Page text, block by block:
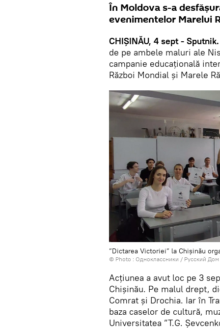
În Moldova s-a
evenimentelor Marelui
CHIŞINĂU, 4 sept - Sputnik.
de pe ambele maluri ale
campanie educațională
Război Mondial și Marele
”Dictarea Victoriei” la Chișinău
© Photo : Одноклассники / Русский
Acțiunea a avut loc pe 3
Chișinău. Pe malul drept,
Comrat și Drochia. Iar în
baza caselor de cultură,
Universitatea ”T.G.